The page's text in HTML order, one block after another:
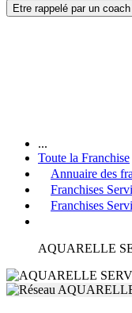
Etre rappelé par un coach
...
Toute la Franchise
Annuaire des
Franchises
Franchises
AQUARELLE